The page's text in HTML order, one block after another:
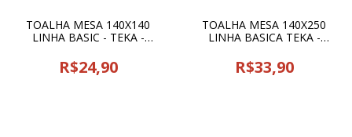
TOALHA MESA 140X140
LINHA BASIC - TEKA -
R$24,90
TOALHA MESA 140X250
LINHA BASICA TEKA -
R$33,90